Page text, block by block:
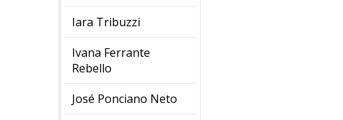
Iara Tribuzzi
Ivana Ferrante
Rebello
José Ponciano Neto